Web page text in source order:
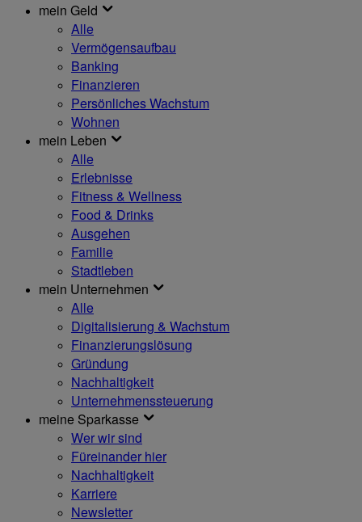
mein Geld
Alle
Vermögensaufbau
Banking
Finanzieren
Persönliches Wachstum
Wohnen
mein Leben
Alle
Erlebnisse
Fitness & Wellness
Food & Drinks
Ausgehen
Familie
Stadtleben
mein Unternehmen
Alle
Digitalisierung & Wachstum
Finanzierungslösung
Gründung
Nachhaltigkeit
Unternehmenssteuerung
meine Sparkasse
Wer wir sind
Füreinander hier
Nachhaltigkeit
Karriere
Newsletter